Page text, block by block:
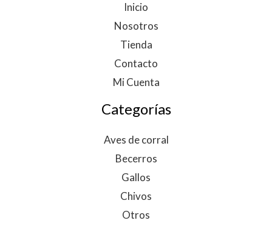
Inicio
Nosotros
Tienda
Contacto
Mi Cuenta
Categorías
Aves de corral
Becerros
Gallos
Chivos
Otros